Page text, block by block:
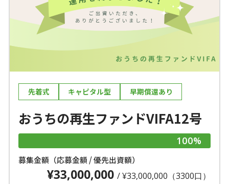
先着式 キャピタル型 早期償還あり
おうちの再生ファンドVIFA12号
100%
募集金額（応募金額 / 優先出資額）
¥33,000,000 / ¥33,000,000（3300口）